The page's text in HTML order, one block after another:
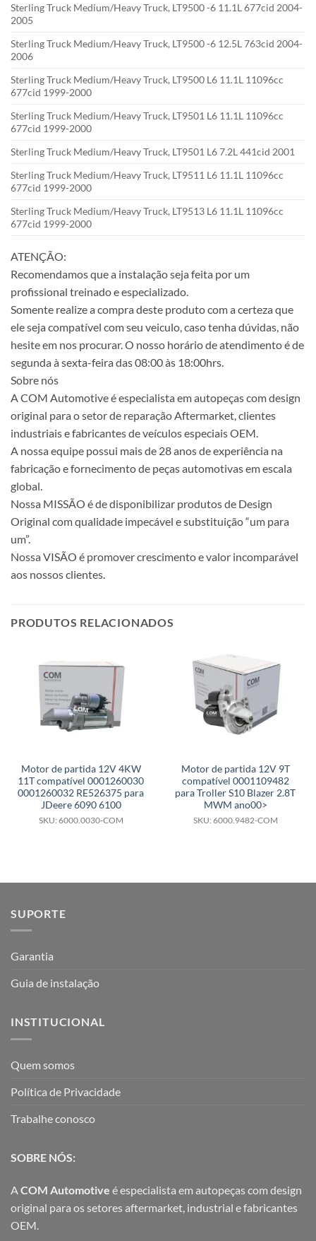
Sterling Truck Medium/Heavy Truck, LT9500 -6 11.1L 677cid 2004-
2005
Sterling Truck Medium/Heavy Truck, LT9500 -6 12.5L 763cid 2004-
2006
Sterling Truck Medium/Heavy Truck, LT9500 L6 11.1L 11096cc
677cid 1999-2000
Sterling Truck Medium/Heavy Truck, LT9501 L6 11.1L 11096cc
677cid 1999-2000
Sterling Truck Medium/Heavy Truck, LT9501 L6 7.2L 441cid 2001
Sterling Truck Medium/Heavy Truck, LT9511 L6 11.1L 11096cc
677cid 1999-2000
Sterling Truck Medium/Heavy Truck, LT9513 L6 11.1L 11096cc
677cid 1999-2000
ATENÇÃO:
Recomendamos que a instalação seja feita por um
profissional treinado e especializado.
Somente realize a compra deste produto com a certeza que
ele seja compatível com seu veiculo, caso tenha dúvidas, não
hesite em nos procurar. O nosso horário de atendimento é de
segunda à sexta-feira das 08:00 às 18:00hrs.
Sobre nós
A COM Automotive é especialista em autopeças com design
original para o setor de reparação Aftermarket, clientes
industriais e fabricantes de veículos especiais OEM.
A nossa equipe possui mais de 28 anos de experiência na
fabricação e fornecimento de peças automotivas em escala
global.
Nossa MISSÃO é de disponibilizar produtos de Design
Original com qualidade impecável e substituição “um para
um”.
Nossa VISÃO é promover crescimento e valor incomparável
aos nossos clientes.
PRODUTOS RELACIONADOS
Motor de partida 12V 4KW
11T compatível 0001260030
0001260032 RE526375 para
JDeere 6090 6100
SKU: 6000.0030-COM
Motor de partida 12V 9T
compatível 0001109482
para Troller S10 Blazer 2.8T
MWM ano00>
SKU: 6000.9482-COM
SUPORTE
Garantia
Guia de instalação
INSTITUCIONAL
Quem somos
Política de Privacidade
Trabalhe conosco
SOBRE NÓS:
A COM Automotive é especialista em autopeças com design
original para os setores aftermarket, industrial e fabricantes
OEM.